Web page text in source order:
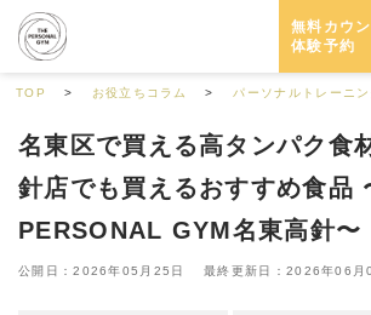
無料カウ
体験予約
TOP お役立ちコラム パーソナルトレーニン
名東区で買える高タンパク食
針店でも買えるおすすめ食品
PERSONAL GYM名東高針〜
公開日：2026年05月25日 最終更新日：2026年06月